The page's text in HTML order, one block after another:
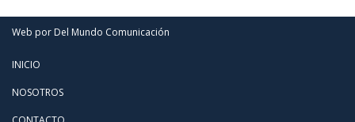
Web por Del Mundo Comunicación
INICIO
NOSOTROS